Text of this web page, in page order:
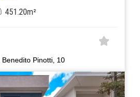
451.20m²
Benedito Pinotti, 10